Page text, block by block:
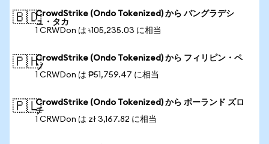
🇧🇩CrowdStrike (Ondo Tokenized) から バングラデシ
ュ・タカ
1 CRWDon は ৳105,235.03 に相当
🇵🇭CrowdStrike (Ondo Tokenized) から フィリピン・ペ
ソ
1 CRWDon は ₱51,759.47 に相当
🇵🇱CrowdStrike (Ondo Tokenized) から ポーランド ズロ
チ
1 CRWDon は zł 3,167.82 に相当